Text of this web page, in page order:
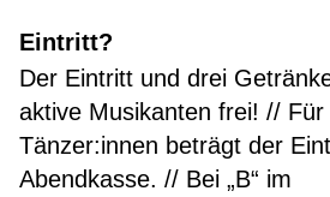
Eintritt?
Der Eintritt und drei
aktive Musikanten frei! // Für
Tänzer:innen beträgt der
Abendkasse. // Bei „B“ im